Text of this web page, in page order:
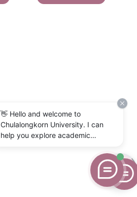
👋 Hello and welcome to
Chulalongkorn University. I can
help you explore academic